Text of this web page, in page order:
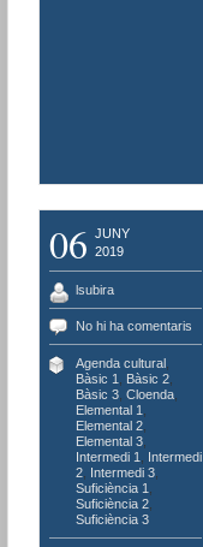
06 JUNY
2019
lsubira
No hi ha comentaris
Agenda cultural,
Bàsic 1
Bàsic 2,
Bàsic 3, Cloenda,
Elemental 1
Elemental 2,
Elemental 3,
Intermedi 1
Intermedi
2, Intermedi 3,
Suficiència 1
Suficiència 2,
Suficiència 3